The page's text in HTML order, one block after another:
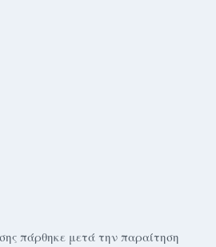
πάρθηκε μετά την παραίτηση